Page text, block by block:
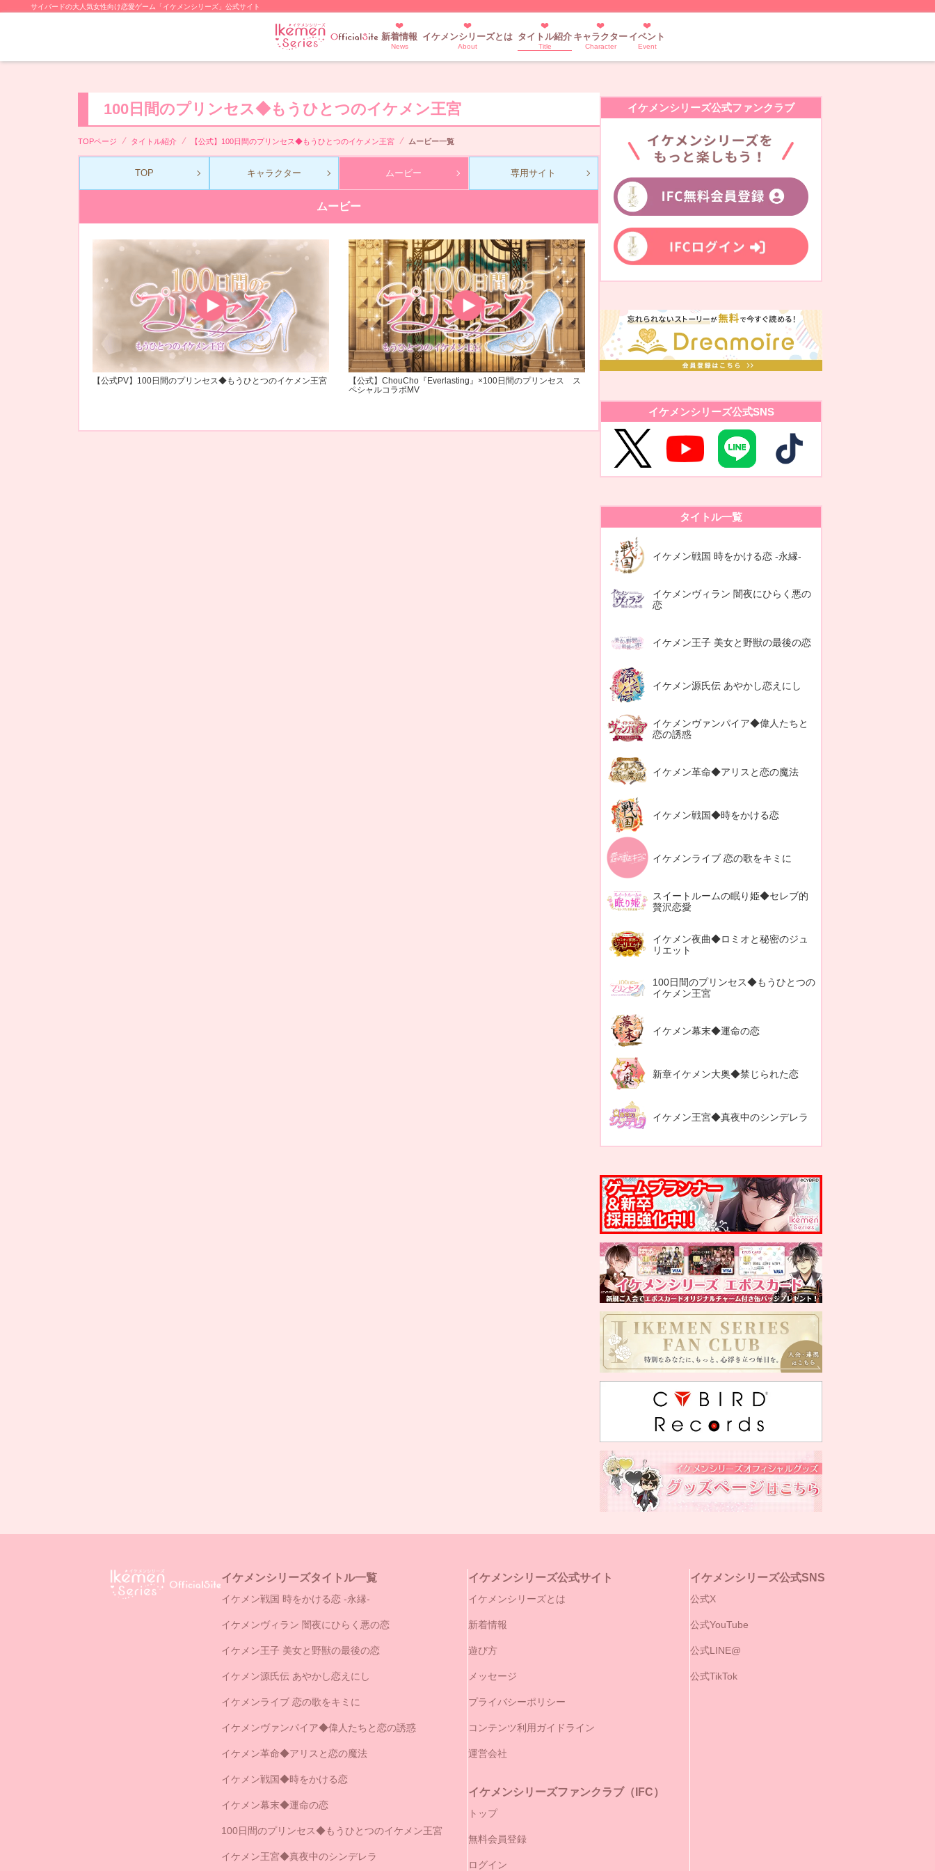
サイバードの大人気女性向け恋愛ゲーム「イケメンシリーズ」公式サイト
新着情報
News
イケメンシリーズとは
About
タイトル紹介
Title
キャラクター
Character
イベント
Event
100日間のプリンセス◆もうひとつのイケメン王宮
TOPページ タイトル紹介 【公式】100日間のプリンセス◆もうひとつのイケメン王宮 ムービー一覧
TOP キャラクター ムービー 専用サイト
ムービー
【公式PV】100日間のプリンセス◆もうひとつのイケメン王宮
【公式】ChouCho『Everlasting』×100日間のプリンセス ス
ペシャルコラボMV
イケメンシリーズ公式ファンクラブ
イケメンシリーズ公式SNS
タイトル一覧
イケメン戦国 時をかける恋 -永縁-
イケメンヴィラン 闇夜にひらく悪の
恋
イケメン王子 美女と野獣の最後の恋
イケメン源氏伝 あやかし恋えにし
イケメンヴァンパイア◆偉人たちと
恋の誘惑
イケメン革命◆アリスと恋の魔法
イケメン戦国◆時をかける恋
イケメンライブ 恋の歌をキミに
スイートルームの眠り姫◆セレブ的
贅沢恋愛
イケメン夜曲◆ロミオと秘密のジュ
リエット
100日間のプリンセス◆もうひとつの
イケメン王宮
イケメン幕末◆運命の恋
新章イケメン大奥◆禁じられた恋
イケメン王宮◆真夜中のシンデレラ
イケメンシリーズタイトル一覧
イケメン戦国 時をかける恋 -永縁-
イケメンヴィラン 闇夜にひらく悪の恋
イケメン王子 美女と野獣の最後の恋
イケメン源氏伝 あやかし恋えにし
イケメンライブ 恋の歌をキミに
イケメンヴァンパイア◆偉人たちと恋の誘惑
イケメン革命◆アリスと恋の魔法
イケメン戦国◆時をかける恋
イケメン幕末◆運命の恋
100日間のプリンセス◆もうひとつのイケメン王宮
イケメン王宮◆真夜中のシンデレラ
イケメンシリーズ公式サイト
イケメンシリーズとは
新着情報
遊び方
メッセージ
プライバシーポリシー
コンテンツ利用ガイドライン
運営会社
イケメンシリーズファンクラブ（IFC）
トップ
無料会員登録
ログイン
イケメンシリーズ公式SNS
公式X
公式YouTube
公式LINE@
公式TikTok